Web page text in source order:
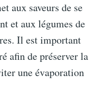
aux saveurs de se
et aux légumes de
Il est important
afin de préserver la
une évaporation